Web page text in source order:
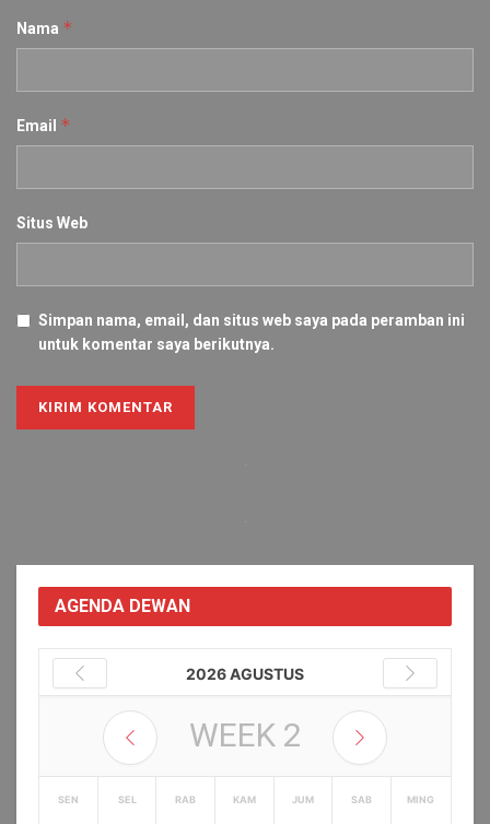
Nama *
Email *
Situs Web
Simpan nama, email, dan situs web saya pada peramban ini
untuk komentar saya berikutnya.
AGENDA DEWAN
2026 AGUSTUS
WEEK 2
SEN SEL RAB KAM JUM SAB MING